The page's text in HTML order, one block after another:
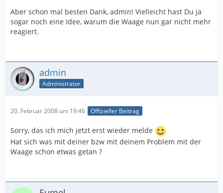
Aber schon mal besten Dank, admin! Vielleicht hast Du ja
sogar noch eine Idee, warum die Waage nun gar nicht mehr
reagiert.
admin
Administrator
20. Februar 2008 um 19:46 Offizieller Beitrag
Sorry, das ich mich jetzt erst wieder melde
Hat sich was mit deiner bzw mit deinem Problem mit der
Waage schon etwas getan ?